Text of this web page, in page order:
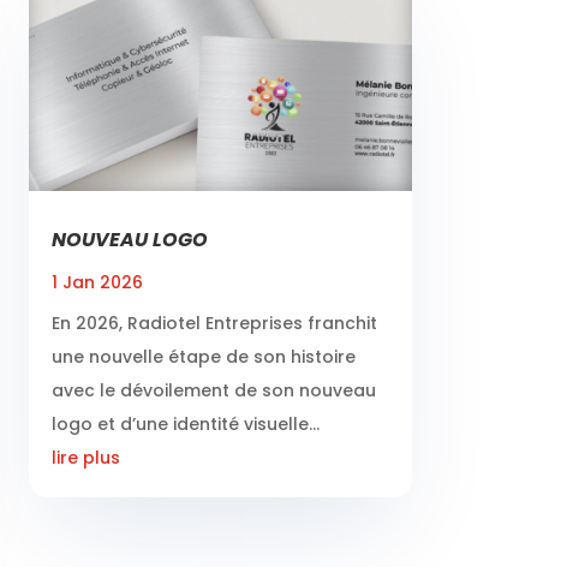
NOUVEAU LOGO
1 Jan 2026
En 2026, Radiotel Entreprises franchit
une nouvelle étape de son histoire
avec le dévoilement de son nouveau
logo et d’une identité visuelle...
lire plus